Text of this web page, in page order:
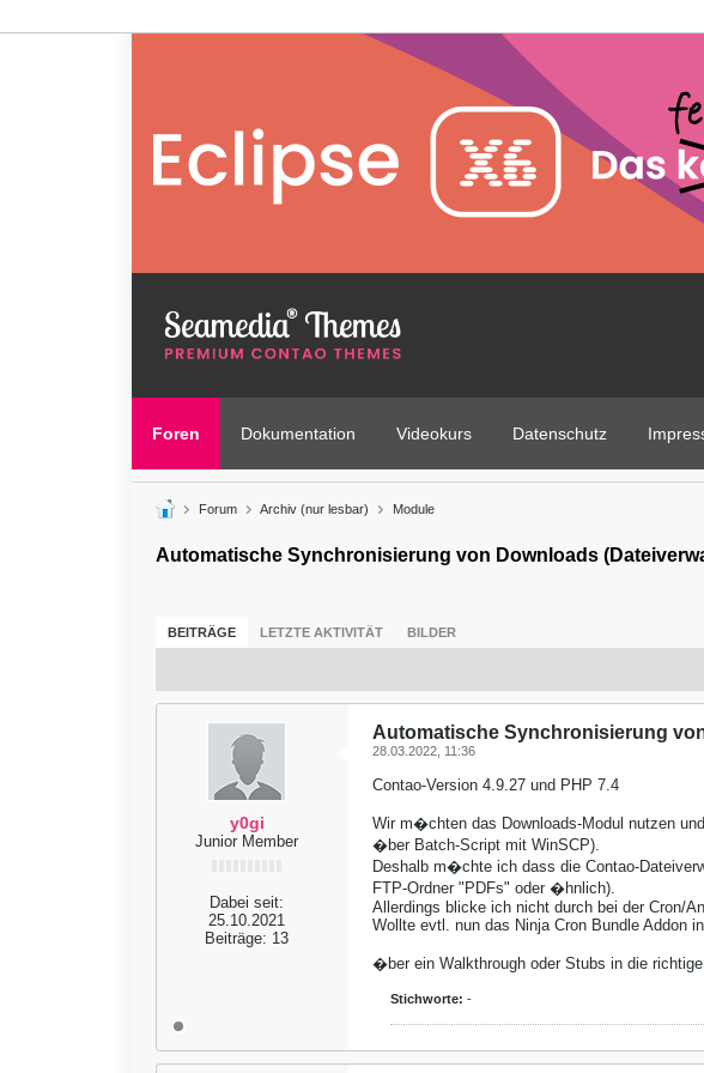
Foren Dokumentation Videokurs Datenschutz
Forum Archiv (nur lesbar) Module
Automatische Synchronisierung von Downloads
BEITRÄGE LETZTE AKTIVITÄT BILDER
y0gi
Junior Member
Dabei seit:
25.10.2021
Beiträge: 13
Automatische Synchronisierung
28.03.2022, 11:36
Contao-Version 4.9.27 und PHP 7.4
Wir m�chten das Downloads-Modul nutzen
�ber Batch-Script mit WinSCP).
Deshalb m�chte ich dass die Contao-
FTP-Ordner "PDFs" oder �hnlich).
Allerdings blicke ich nicht durch bei der Cron/
Wollte evtl. nun das Ninja Cron Bundle Addon
�ber ein Walkthrough oder Stubs in die
Stichworte: -